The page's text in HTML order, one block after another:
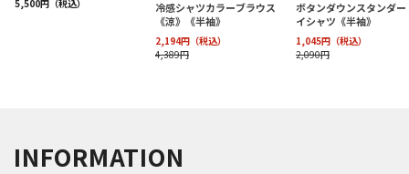
INFORMATION